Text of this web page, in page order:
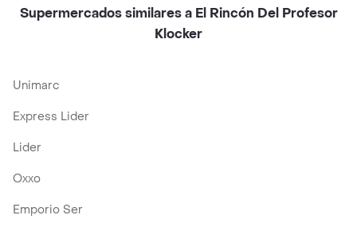
Supermercados similares a El Rincón Del Profesor
Klocker
Unimarc
Express Lider
Lider
Oxxo
Emporio Ser